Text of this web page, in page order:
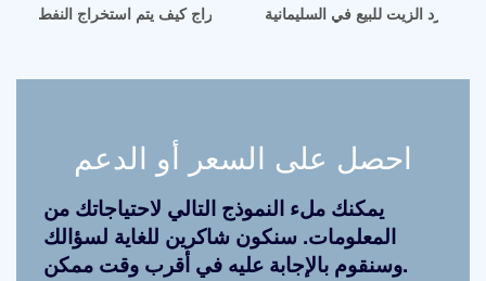
لبنان كيفية استخراج النفط عملية الاستخراج كيف يتم استخراج النفط
طرد الزيت للبيع في السليمانية
احصل على السعر أو الدعم
يمكنك ملء النموذج التالي لاحتياجاتك من
المعلومات. سنكون شاكرين للغاية لسؤالك
وسنقوم بالإجابة عليه في أقرب وقت ممكن.